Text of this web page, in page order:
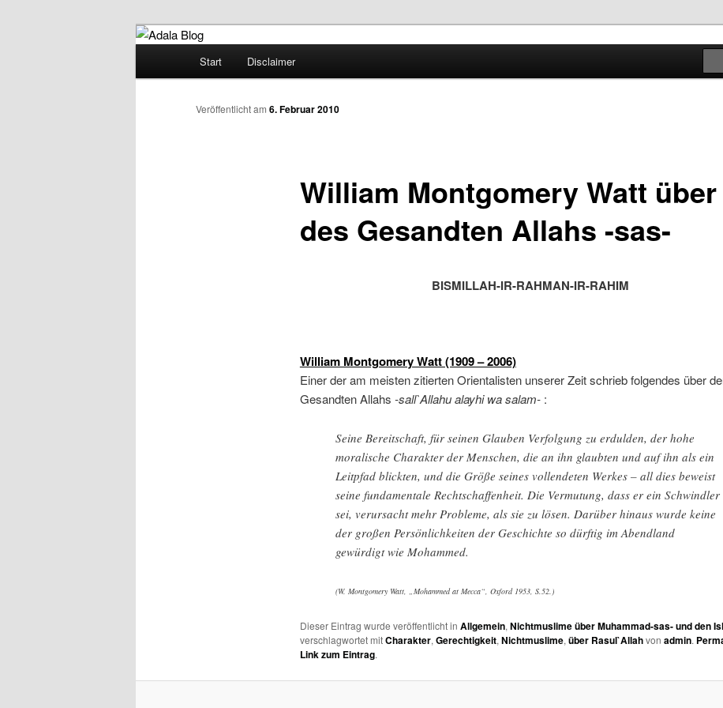
Adala Blog
Denn die Gerechtigkeit ist die Grundlage von allem!
Start Disclaimer
William Montgomery Watt über
des Gesandten Allahs -sas-
Veröffentlicht am 6. Februar 2010
BISMILLAH-IR-RAHMAN-IR-RAHIM
William Montgomery Watt (1909 – 2006)
Einer der am meisten zitierten Orientalisten unserer Zeit schrieb folgendes über
Gesandten Allahs -sall`Allahu alayhi wa salam-:
Seine Bereitschaft, für seinen Glauben Verfolgung zu erdulden, der hohe
moralische Charakter der Menschen, die an ihn glaubten und auf ihn als ein
Leitpfad blickten, und die Größe seines vollendeten Werkes – all dies beweist
seine fundamentale Rechtschaffenheit. Die Vermutung, dass er ein Schwindler
sei, verursacht mehr Probleme, als sie zu lösen. Darüber hinaus wurde keine
der großen Persönlichkeiten der Geschichte so dürftig im Abendland
gewürdigt wie Mohammed.
(W. Montgomery Watt, „Mohammed at Mecca“, Oxford 1953, S.52.)
Dieser Eintrag wurde veröffentlicht in Allgemein, Nichtmuslime über Muhammad-sas- und den
verschlagwortet mitCharakter, Gerechtigkeit, Nichtmuslime, über Rasul`Allahvon admin.
Link zum Eintrag.